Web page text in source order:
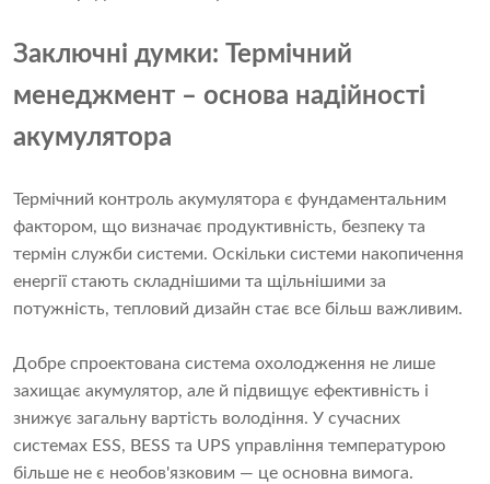
Заключні думки: Термічний
менеджмент – основа надійності
акумулятора
Термічний контроль акумулятора є фундаментальним
фактором, що визначає продуктивність, безпеку та
термін служби системи. Оскільки системи накопичення
енергії стають складнішими та щільнішими за
потужність, тепловий дизайн стає все більш важливим.
Добре спроектована система охолодження не лише
захищає акумулятор, але й підвищує ефективність і
знижує загальну вартість володіння. У сучасних
системах ESS, BESS та UPS управління температурою
більше не є необов'язковим — це основна вимога.